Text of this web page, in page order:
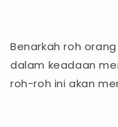
Benarkah roh
dalam keadaan
roh-roh ini akan